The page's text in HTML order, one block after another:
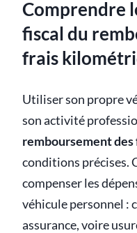
Comprendre
fiscal du
frais
Utiliser son propre
son activité
remboursement
conditions précises.
compenser les
véhicule personnel :
assurance, voire